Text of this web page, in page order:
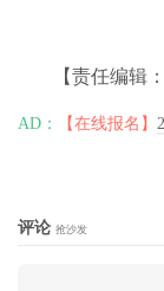
【责任编辑
AD： 【在线报名】
评论 抢沙发